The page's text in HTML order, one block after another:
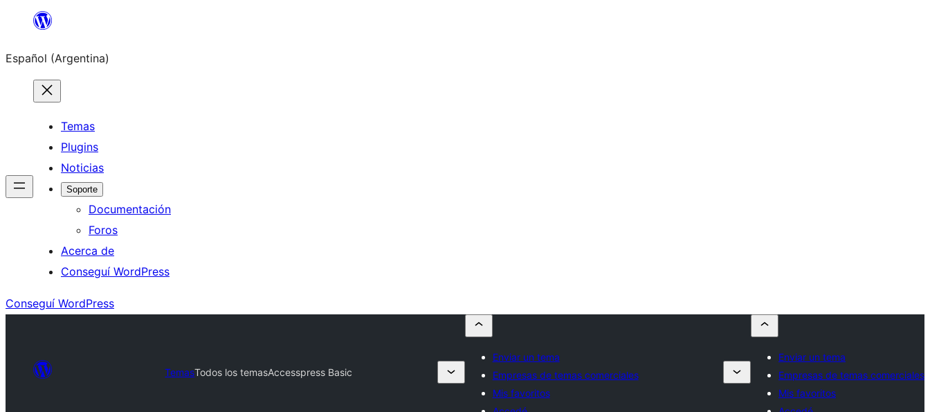
Saltar
contenido
Español (Argentina)
Temas
Plugins
Noticias
Soporte
Documentación
Foros
Acerca de
Conseguí WordPress
Conseguí WordPress
TemasTodos los temasAccesspress Basic
Enviar un tema
Empresas de temas comerciales
Mis favoritos
Enviar un tema
Empresas de temas comerciales
Mis favoritos